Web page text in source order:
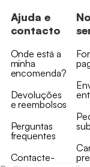
Ajuda e
contacto
Onde está a
minha
encomenda?
Devoluções
e reembolsos
Perguntas
frequentes
Contacte-